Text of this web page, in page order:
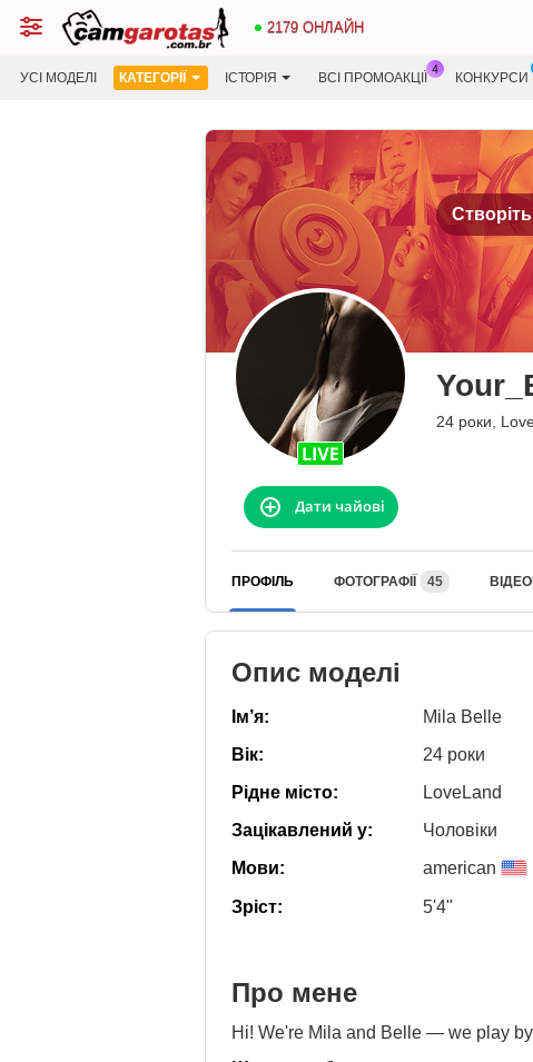
2179 ОНЛАЙН
УСІ МОДЕЛІ КАТЕГОРІЇ ІСТОРІЯ ВСІ ПРОМОАКЦІЇ КОНКУРСИ
24 роки,
Дати чайові
ПРОФІЛЬ ФОТОГРАФІЇ 45
Опис моделі
Ім’я:
Mila Belle
Вік:
24 роки
Рідне місто:
LoveLand
Зацікавлений у:
Чоловіки
Мови:
american
Зріст: 5'4"
Про мене
Hi! We're Mila and Belle — we play